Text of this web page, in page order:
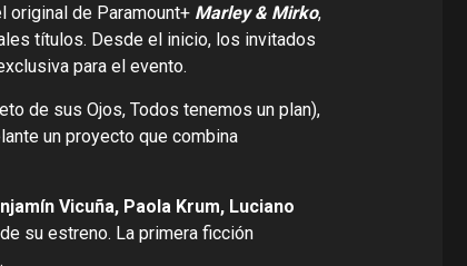
original de Paramount+ Marley & Mirko,
títulos. Desde el inicio, los invitados
para el evento.
de sus Ojos, Todos tenemos un plan),
un proyecto que combina
Vicuña, Paola Krum, Luciano
su estreno. La primera ficción